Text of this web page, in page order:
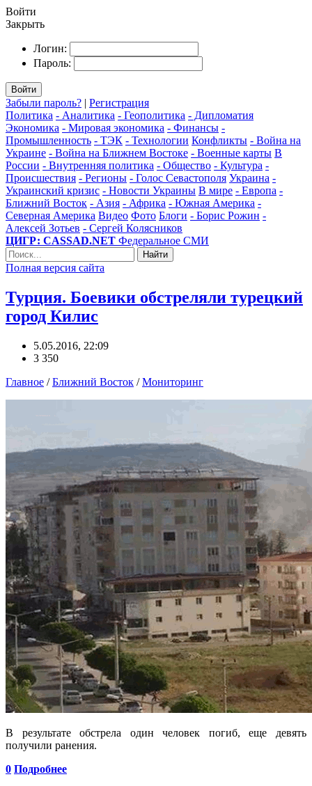
Войти
Закрыть
Логин:
Пароль:
Войти
Забыли пароль? | Регистрация
Политика - Аналитика - Геополитика - Дипломатия
Экономика - Мировая экономика - Финансы -
Промышленность - ТЭК - Технологии Конфликты - Война на
Украине - Война на Ближнем Востоке - Военные карты В
России - Внутренняя политика - Общество - Культура -
Происшествия - Регионы - Голос Севастополя Украина -
Украинский кризис - Новости Украины В мире - Европа -
Ближний Восток - Азия - Африка - Южная Америка -
Северная Америка Видео Фото Блоги - Борис Рожин -
Алексей Зотьев - Сергей Колясников
ЦИГР: CASSAD.NET Федеральное СМИ
Найти
Полная версия сайта
Турция. Боевики обстреляли турецкий
город Килис
5.05.2016, 22:09
3 350
Главное /Ближний Восток /Мониторинг
В результате обстрела один человек погиб, еще девять
получили ранения.
0 Подробнее